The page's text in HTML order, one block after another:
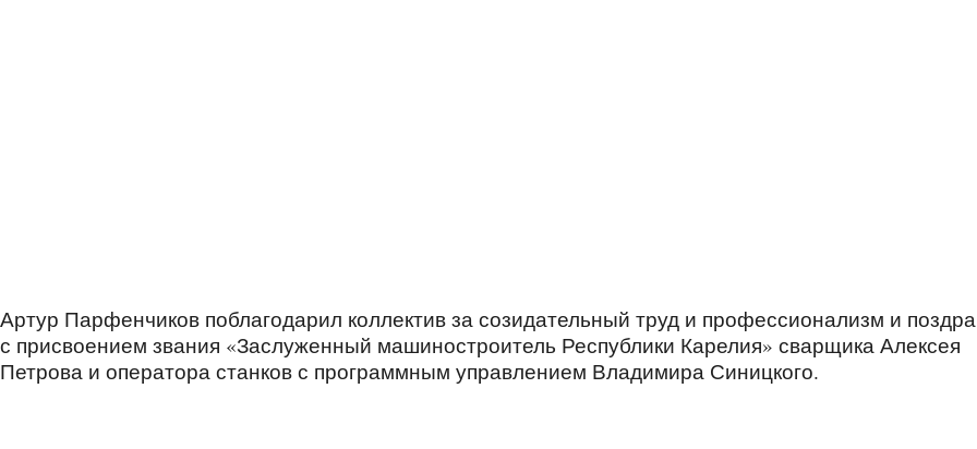
Артур Парфенчиков поблагодарил коллектив за созидательный труд и профессионализм и
с присвоением звания «Заслуженный машиностроитель Республики Карелия» сварщика Алексея
Петрова и оператора станков с программным управлением Владимира Синицкого.